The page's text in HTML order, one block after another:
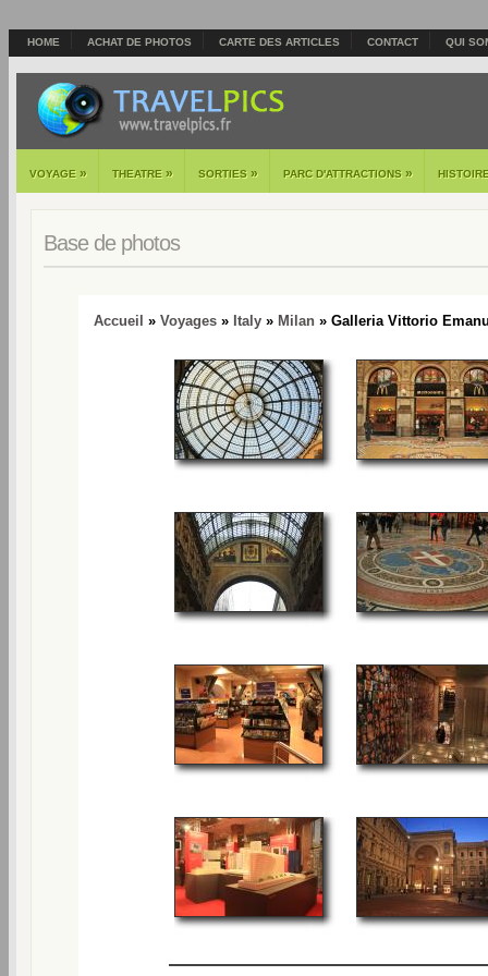
HOME ACHAT DE PHOTOS CARTE DES ARTICLES CONTACT QUI
VOYAGE » THEATRE » SORTIES » PARC D'ATTRACTIONS »
Base de photos
Accueil » Voyages » Italy » Milan » Galleria Vittorio